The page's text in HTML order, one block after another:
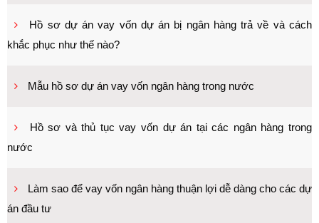
Hồ sơ dự án vay vốn dự án bị ngân hàng trả về và cách
khắc phục như thế nào?
Mẫu hồ sơ dự án vay vốn ngân hàng trong nước
Hồ sơ và thủ tục vay vốn dự án tại các ngân hàng trong
nước
Làm sao để vay vốn ngân hàng thuận lợi dễ dàng cho các dự
án đầu tư